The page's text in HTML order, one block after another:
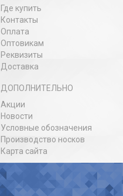
Где купить
Контакты
Оплата
Оптовикам
Реквизиты
Доставка
ДОПОЛНИТЕЛЬНО
Акции
Новости
Условные обозначения
Производство носков
Карта сайта